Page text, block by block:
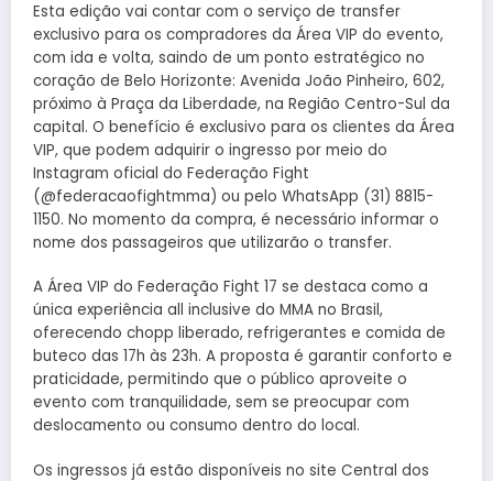
Esta edição vai contar com o serviço de transfer
exclusivo para os compradores da Área VIP do evento,
com ida e volta, saindo de um ponto estratégico no
coração de Belo Horizonte: Avenida João Pinheiro, 602,
próximo à Praça da Liberdade, na Região Centro-Sul da
capital. O benefício é exclusivo para os clientes da Área
VIP, que podem adquirir o ingresso por meio do
Instagram oficial do Federação Fight
(@federacaofightmma) ou pelo WhatsApp (31) 8815-
1150. No momento da compra, é necessário informar o
nome dos passageiros que utilizarão o transfer.
A Área VIP do Federação Fight 17 se destaca como a
única experiência all inclusive do MMA no Brasil,
oferecendo chopp liberado, refrigerantes e comida de
buteco das 17h às 23h. A proposta é garantir conforto e
praticidade, permitindo que o público aproveite o
evento com tranquilidade, sem se preocupar com
deslocamento ou consumo dentro do local.
Os ingressos já estão disponíveis no site Central dos